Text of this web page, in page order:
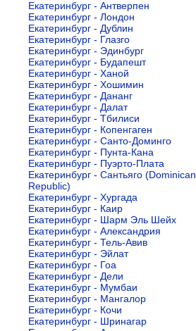
Екатеринбург - Антверпен
Екатеринбург - Лондон
Екатеринбург - Дублин
Екатеринбург - Глазго
Екатеринбург - Эдинбург
Екатеринбург - Будапешт
Екатеринбург - Ханой
Екатеринбург - Хошимин
Екатеринбург - Дананг
Екатеринбург - Далат
Екатеринбург - Тбилиси
Екатеринбург - Копенгаген
Екатеринбург - Санто-Доминго
Екатеринбург - Пунта-Кана
Екатеринбург - Пуэрто-Плата
Екатеринбург - Сантьяго (Dominican
Republic)
Екатеринбург - Хургада
Екатеринбург - Каир
Екатеринбург - Шарм Эль Шейх
Екатеринбург - Александрия
Екатеринбург - Тель-Авив
Екатеринбург - Эйлат
Екатеринбург - Гоа
Екатеринбург - Дели
Екатеринбург - Мумбаи
Екатеринбург - Мангалор
Екатеринбург - Кочи
Екатеринбург - Шринагар